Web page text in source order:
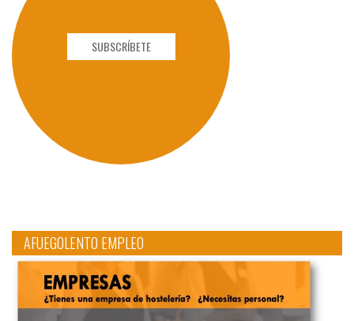
SUBSCRÍBETE
AFUEGOLENTO EMPLEO